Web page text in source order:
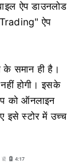
ऐप डाउनलोड
ऐप
के समान ही है।
होगी। इसके
को ऑनलाइन
इसे स्टोर में उच्च